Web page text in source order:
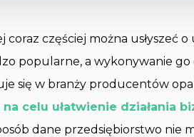
częściej można usłyszeć
popularne, a wykonywanie go
się w branży producentów
celu ułatwienie działania
dane przedsiębiorstwo nie